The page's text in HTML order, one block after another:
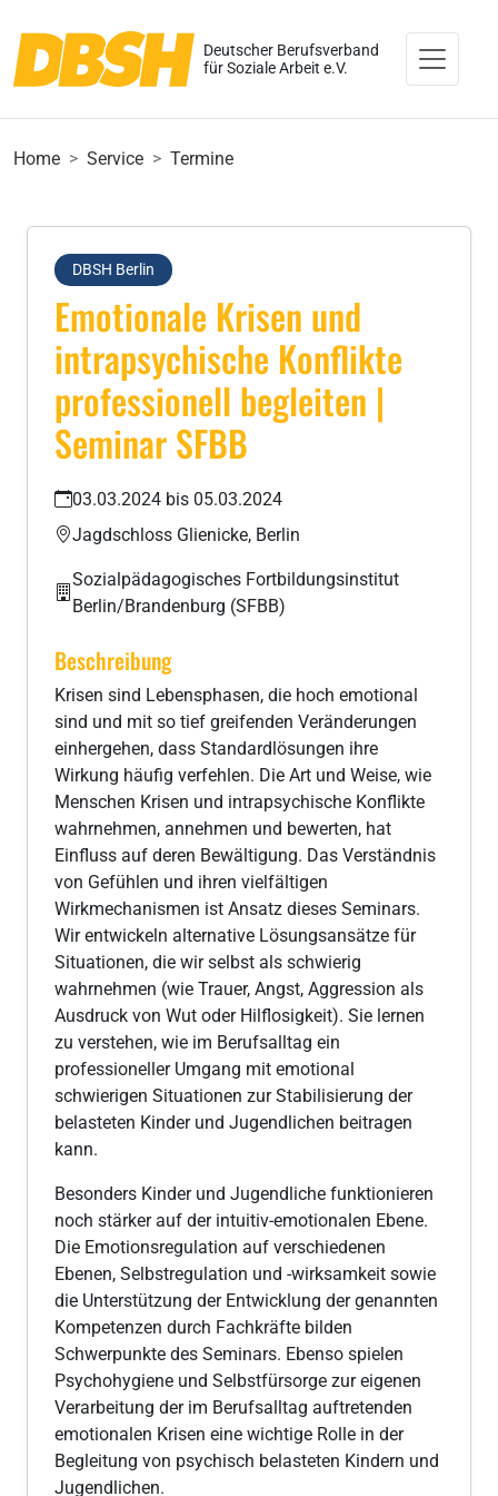
Deutscher Berufsverband
für Soziale Arbeit e.V.
Home Service Termine
DBSH Berlin
Emotionale Krisen und
intrapsychische Konflikte
professionell begleiten |
Seminar SFBB
03.03.2024 bis 05.03.2024
Jagdschloss Glienicke, Berlin
Sozialpädagogisches Fortbildungsinstitut
Berlin/Brandenburg (SFBB)
Beschreibung
Krisen sind Lebensphasen, die hoch emotional
sind und mit so tief greifenden Veränderungen
einhergehen, dass Standardlösungen ihre
Wirkung häufig verfehlen. Die Art und Weise, wie
Menschen Krisen und intrapsychische Konflikte
wahrnehmen, annehmen und bewerten, hat
Einfluss auf deren Bewältigung. Das Verständnis
von Gefühlen und ihren vielfältigen
Wirkmechanismen ist Ansatz dieses Seminars.
Wir entwickeln alternative Lösungsansätze für
Situationen, die wir selbst als schwierig
wahrnehmen (wie Trauer, Angst, Aggression als
Ausdruck von Wut oder Hilflosigkeit). Sie lernen
zu verstehen, wie im Berufsalltag ein
professioneller Umgang mit emotional
schwierigen Situationen zur Stabilisierung der
belasteten Kinder und Jugendlichen beitragen
kann.
Besonders Kinder und Jugendliche funktionieren
noch stärker auf der intuitiv-emotionalen Ebene.
Die Emotionsregulation auf verschiedenen
Ebenen, Selbstregulation und -wirksamkeit sowie
die Unterstützung der Entwicklung der genannten
Kompetenzen durch Fachkräfte bilden
Schwerpunkte des Seminars. Ebenso spielen
Psychohygiene und Selbstfürsorge zur eigenen
Verarbeitung der im Berufsalltag auftretenden
emotionalen Krisen eine wichtige Rolle in der
Begleitung von psychisch belasteten Kindern und
Jugendlichen.